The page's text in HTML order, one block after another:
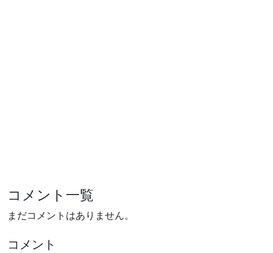
コメント一覧
まだコメントはありません。
コメント